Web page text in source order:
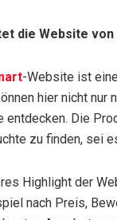
die Website von
-Website ist
hier nicht nur
entdecken. Die
zu finden, sei
Highlight der
nach Preis,